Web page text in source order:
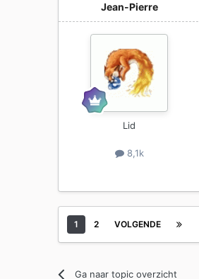
Jean-Pierre
Lid
8,1k
1 2 VOLGENDE
Ga naar topic overzicht